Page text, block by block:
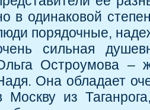
в одинаковой
порядочные,
сильная
Остроумова –
Она обладает
Москву из